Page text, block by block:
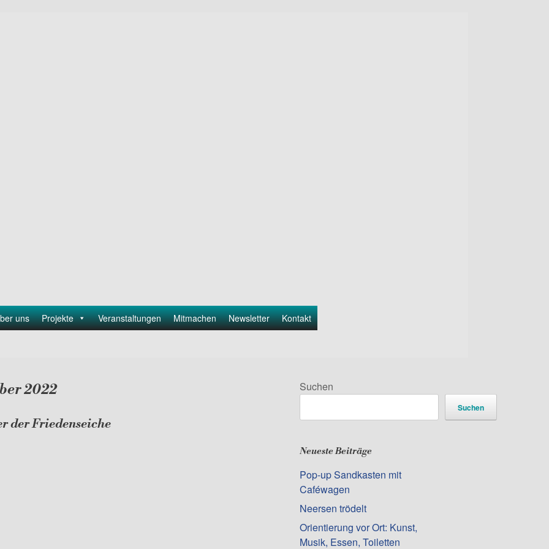
uns Projekte Veranstaltungen Mitmachen Newsletter Kontakt
2022
der Friedenseiche
Suchen
Suchen
Neueste Beiträge
Pop-up Sandkasten mit
Caféwagen
Neersen trödelt
Orientierung vor Ort: Kunst,
Musik, Essen, Toiletten